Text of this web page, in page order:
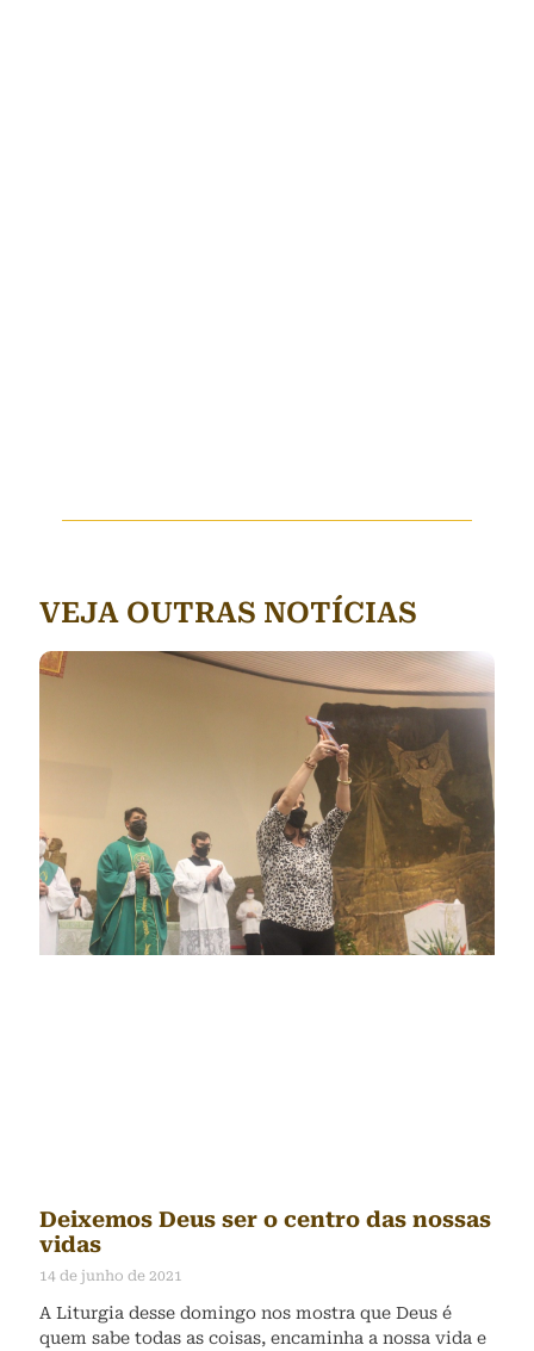
VEJA OUTRAS NOTÍCIAS
Deixemos Deus ser o centro das nossas
vidas
14 de junho de 2021
A Liturgia desse domingo nos mostra que Deus é
quem sabe todas as coisas, encaminha a nossa vida e